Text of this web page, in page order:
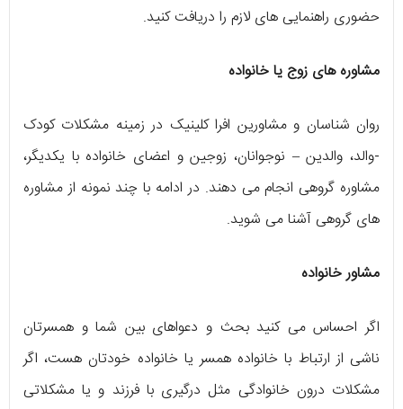
حضوری راهنمایی های لازم را دریافت کنید.
مشاوره های زوج یا خانواده
روان شناسان و مشاورین افرا کلینیک در زمینه مشکلات کودک
-والد، والدین – نوجوانان، زوجین و اعضای خانواده با یکدیگر،
مشاوره گروهی انجام می دهند. در ادامه با چند نمونه از مشاوره
های گروهی آشنا می شوید.
مشاورخانواده
اگر احساس می کنید بحث و دعواهای بین شما و همسرتان
ناشی از ارتباط با خانواده همسر یا خانواده خودتان هست، اگر
مشکلات درون خانوادگی مثل درگیری با فرزند و یا مشکلاتی